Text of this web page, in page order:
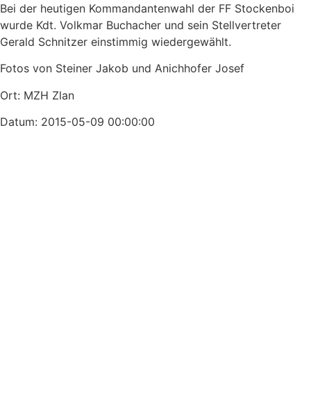
Bei der heutigen Kommandantenwahl der FF Stockenboi
wurde Kdt. Volkmar Buchacher und sein Stellvertreter
Gerald Schnitzer einstimmig wiedergewählt.
Fotos von Steiner Jakob und Anichhofer Josef
Ort: MZH Zlan
Datum: 2015-05-09 00:00:00